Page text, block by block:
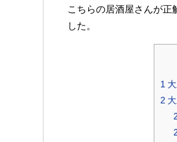
こちらの居酒屋さんが正
した。
1
2大